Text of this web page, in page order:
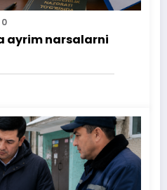
0
ayrim narsalarni